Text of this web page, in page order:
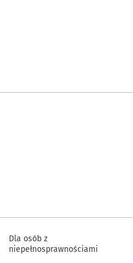
Dla osób z
niepełnosprawnościami